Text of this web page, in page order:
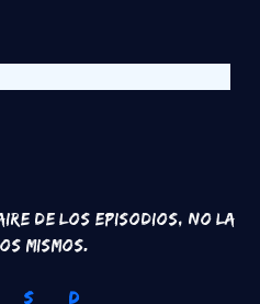
de los episodios, no la
mismos.
S D